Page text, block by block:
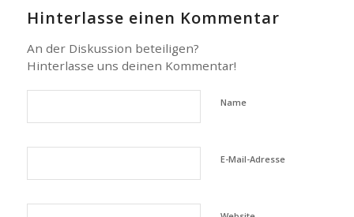
Hinterlasse einen Kommentar
An der Diskussion beteiligen?
Hinterlasse uns deinen Kommentar!
Name
E-Mail-Adresse